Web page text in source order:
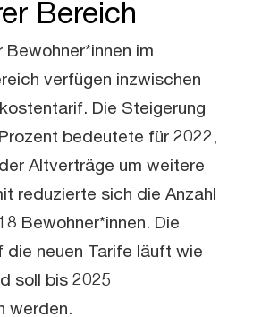
Bereich
im
verfügen inzwischen
Die Steigerung
bedeutete für 2022,
Altverträge um weitere
reduzierte sich die Anzahl
Bewohner*innen. Die
die neuen Tarife läuft wie
soll bis 2025
werden.